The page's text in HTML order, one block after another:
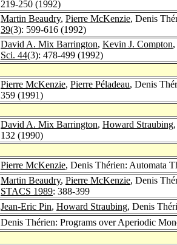
219-250 (1992)
Martin Beaudry, Pierre McKenzie, Denis
39(3): 599-616 (1992)
David A. Mix Barrington, Kevin J. Compton,
Sci. 44(3): 478-499 (1992)
Pierre McKenzie, Pierre Péladeau, Denis
359 (1991)
David A. Mix Barrington, Howard Straubing
132 (1990)
Pierre McKenzie, Denis Thérien: Automata
Martin Beaudry, Pierre McKenzie, Denis
STACS 1989: 388-399
Jean-Eric Pin, Howard Straubing, Denis
Denis Thérien: Programs over Aperiodic